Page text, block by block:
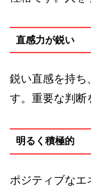
直感力が鋭い
鋭い直感を持ち
す。重要な判断
明るく積極的
ポジティブなエ